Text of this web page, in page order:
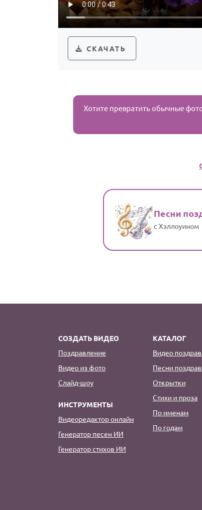
СКАЧАТЬ
Хотите превратить обычные
Песни
с Хэллоуином
СОЗДАТЬ ВИДЕО
Поздравление
Видео из фото
Слайд-шоу
ИНСТРУМЕНТЫ
Видеоредактор онлайн
Генератор песен ИИ
Генератор стихов ИИ
КАТАЛОГ
Видео
Песни
Открытки
Стихи и проза
По именам
По годам